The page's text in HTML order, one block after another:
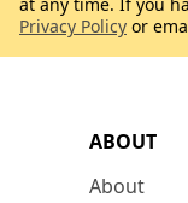
ABOUT
About
Privacy Policy or